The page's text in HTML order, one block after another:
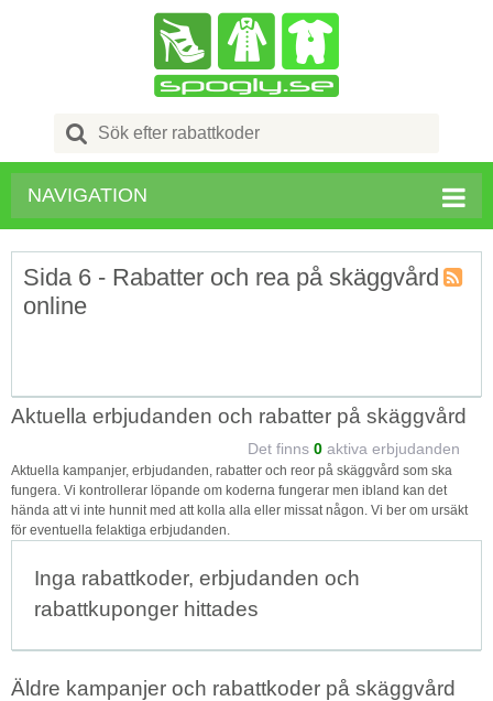
Search
for:
NAVIGATION
Sida 6 - Rabatter och rea på skäggvård
online
Aktuella erbjudanden och rabatter på skäggvård
Det finns 0 aktiva erbjudanden
Aktuella kampanjer, erbjudanden, rabatter och reor på skäggvård som ska
fungera. Vi kontrollerar löpande om koderna fungerar men ibland kan det
hända att vi inte hunnit med att kolla alla eller missat någon. Vi ber om ursäkt
för eventuella felaktiga erbjudanden.
Inga rabattkoder, erbjudanden och
rabattkuponger hittades
Äldre kampanjer och rabattkoder på skäggvård